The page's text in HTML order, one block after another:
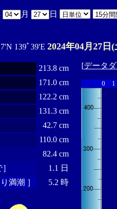
月 日
139ﾟ39'E 2024年04月27日(
213.8 cm
171.0 cm
122.2 cm
131.3 cm
42.7 cm
110.0 cm
82.4 cm
1.1 日
満潮 ］
5.2 時
[データ
0 1